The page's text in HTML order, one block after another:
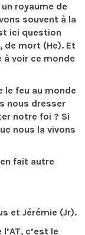
royaume de
souvent à la
ici question
de mort (He). Et
voir ce monde
feu au monde
nous dresser
notre foi ? Si
nous la vivons
fait autre
et Jérémie (Jr).
c’est le